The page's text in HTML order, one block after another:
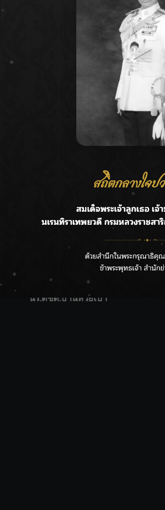
ลุยไม่หยุด!! กรมชลฯ เร่งเคลียร์ผัก
Malaysia พร้อมโชว์สุดประทับใจ
“สุริยะ” สั่งกรมชลฯ เฝ้าระวังน้ำ 24
บริหารเชิงรุกลดเสี่ยงน้ำท่วม
เปิดตัวซิงเกิลเดบิวต์ “CGM48” รุ่น
แฟนคลับส่งกำลังใจแน่น! ณ เซ็นทรั
จากดอยห่างไกลสู่คลังโปรตีนสัตว์
นร.ตชด.บ้านห้วยเป้า